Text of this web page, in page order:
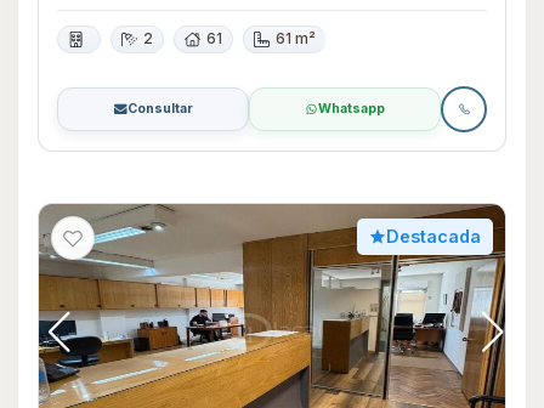
2 61 61 m²
Consultar Whatsapp
Destacada